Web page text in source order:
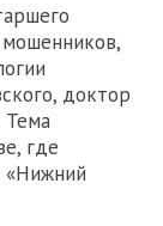
доктор
Тема
где
«Нижний